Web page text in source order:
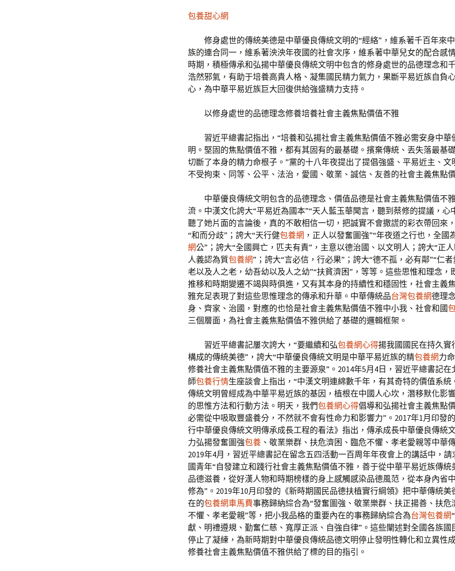
包養甜心網
修身處世的傳統美德是中華優良傳統文明的“經絡”，維系著千百年來
族的連合同一，維系著泱泱年夜國的社會次序，維系著中華兒女的配合感
時期，積極傳承和弘揚中華優良傳統文明中包含的修身處世的品德理念和
浩然邪氣，有助于培養高貴人格、凝集國民精力氣力，果斷平易近族自負
心，為中華平易近族巨大回復供給強盛精力支持。
以修身處世的品德理念修養培養社會主義焦點價值不雅
習近平總書記指出，“培養和弘揚社會主義焦點價值不雅必需安身中華
明。堅固的焦點價值不雅，都有其固有的最基礎。擯棄傳統、丟失落最基
切斷了本身的精力命根子。”黨的十八年夜提出了提倡強盛、平易近主、文
不受拘束、同等、公平、法治，愛國、敬業、誠信、友善的社會主義焦點
中華優良傳統文明包含的品德理念、價值品德是社會主義焦點價值不
流。中漢文化誇大“平易近為國本”“天人藍玉華聞言，聽到蔡修的提議，心
聽了她片面的言論後，真的不敢相信一切，把誠實不會撒謊的彩衣帶回來
“和而分歧”；誇大“天行健包養網 ，正人以發奮圖強”“年夜道之行也，全國
網公”；誇大“全國興亡，匹夫有責”，主意以德治國、以文明人；誇大“正
人義認為質包養網”；誇大“言必信，行必果”；誇大“德不孤，必有鄰”“仁者
老以及人之老，幼吾幼以及人之幼”“扶貧濟困”，等等。這些思惟和理念，
推移和時期變遷不竭與時俱進，又有其本身的持續性和穩固性，社會主義
雅充足表現了對這些思惟理念的傳承和升華。中華傳統品台灣包養網德理
身、齊家、治國，對應的也恰是社會主義焦點價值不雅中小我、社會和國
三個層面，為社會主義焦點價值不雅供給了基礎的邏輯框架。
習近平總書記屢次誇大，“要繼續和弘包養網心得揚我國國民在持久實
構成的傳統美德”，誇大“中華優良傳統文明是中華平易近族的精包養網力
修養社會主義焦點價值不雅的主要源泉”。2014年5月4日，習近平總書記在
師包養行情生座談會上指出，“中漢文明連綿數千年，有其奇特的價值系統
傳統文明曾經成為中華平易近族的基因，植根在中國人心坎，潛移默化影
的思惟方法和行動方法。明天，我們包養網心得倡導和弘揚社會主義焦點
必需從中吸取豐盛養分，不然就不會有性命力和影響力”。2017年1月印發
行中華優良傳統文明傳承成長工程的看法》指出，傳承成長中華優良傳統
力弘揚發奮圖強包養 、敬業樂群、扶危濟困、臨危不懼、孝老愛親等中華
2019年4月，習近平總書記在留念五四活動一百周年年夜會上的講話中，請
國青年“自發建立和踐行社會主義焦點價值不雅，善于從中華平易近族傳統
品德滋養，從好漢人物和時期榜樣的身上感觸感染品德風范，從本身內省
修為”。2019年10月印發的《新時期國民品德扶植實行綱領》把中華傳統美
在的包養網車馬費事務歸納綜合為“發奮圖強、敬業樂群、扶正揚善、扶危
不懼、孝老愛親”等，把小我品格的重要內在的事務歸納綜合為台灣包養網
獻、明禮遵規、勤奮仁慈、寬厚正派、自強自律”。這些闡述對全國各族國
停止了凝練，為新時期對中華優良傳統品德文明停止發明性轉化和立異性
修養社會主義焦點價值不雅供給了標的目的指引。